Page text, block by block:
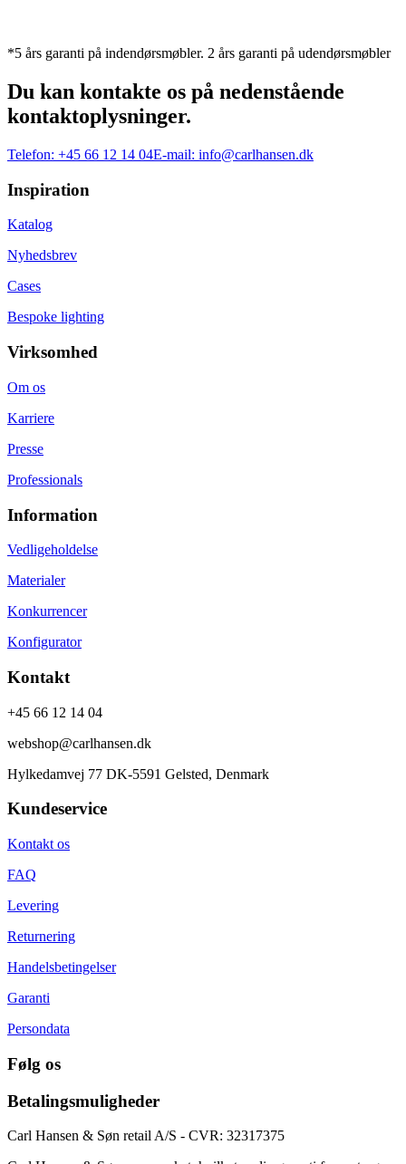
*5 års garanti på indendørsmøbler. 2 års garanti på udendørsmøbler
Du kan kontakte os på nedenstående
kontaktoplysninger.
Telefon: +45 66 12 14 04E-mail: info@carlhansen.dk
Inspiration
Katalog
Nyhedsbrev
Cases
Bespoke lighting
Virksomhed
Om os
Karriere
Presse
Professionals
Information
Vedligeholdelse
Materialer
Konkurrencer
Konfigurator
Kontakt
+45 66 12 14 04
webshop@carlhansen.dk
Hylkedamvej 77 DK-5591 Gelsted, Denmark
Kundeservice
Kontakt os
FAQ
Levering
Returnering
Handelsbetingelser
Garanti
Persondata
Følg os
Betalingsmuligheder
Carl Hansen & Søn retail A/S - CVR: 32317375